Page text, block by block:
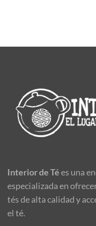
Interior de Tées una
especializada en
tés de alta calidad y
el té.